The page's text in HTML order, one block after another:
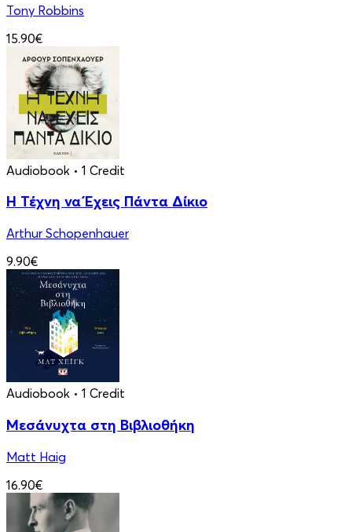
Tony Robbins
15.90€
Audiobook • 1 Credit
Η Τέχνη να Έχεις Πάντα Δίκιο
Arthur Schopenhauer
9.90€
Audiobook • 1 Credit
Μεσάνυχτα στη Βιβλιοθήκη
Matt Haig
16.90€